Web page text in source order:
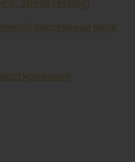
stress testing)
системный риск